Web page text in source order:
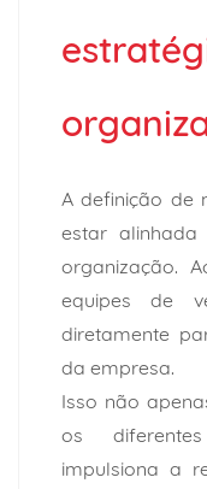
A definição de
estar
organização.
equipes de
diretamente
da empresa.
Isso não
os
impulsiona a